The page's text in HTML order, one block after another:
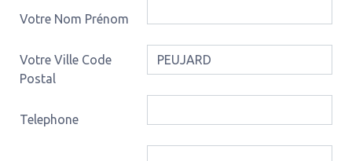
Votre Nom Prénom
Votre Ville Code
Postal
Telephone